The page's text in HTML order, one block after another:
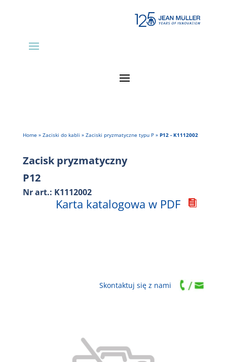
Home » Zaciski do kabli » Zaciski pryzmatyczne typu P» P12 - K1112002
Zacisk pryzmatyczny
P12
Nr art.: K1112002

Karta katalogowa w PDF
Skontaktuj się z nami